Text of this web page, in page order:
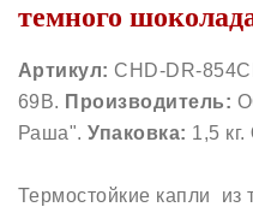
темного
Артикул: CHD-DR-
69B. Производитель:
Раша".Упаковка: 1,5 кг.
Термостойкие капли из